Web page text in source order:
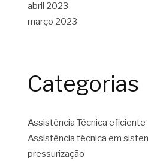
abril 2023
março 2023
Categorias
Assistência Técnica eficiente
Assistência técnica em
pressurização